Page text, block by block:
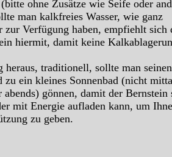
ohne Zusätze wie Seife oder
man kalkfreies Wasser, wie ganz
zur Verfügung haben, empfiehlt sich
hiermit, damit keine
heraus, traditionell, sollte man seinen
zu ein kleines Sonnenbad (nicht
abends) gönnen, damit der Bernstein
mit Energie aufladen kann, um
zu geben.